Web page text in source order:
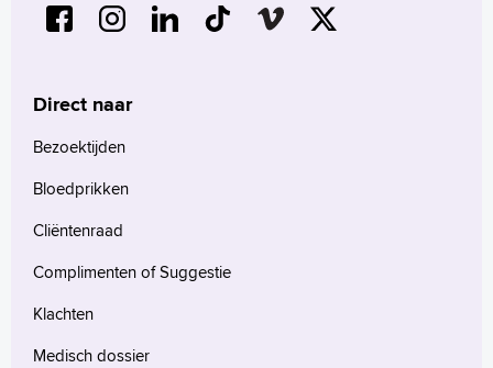
Tekstgrootte A
English
Français
Polski
Arabisch
Direct naar
Bezoektijden
Bloedprikken
Cliëntenraad
Complimenten of Suggestie
Klachten
Medisch dossier